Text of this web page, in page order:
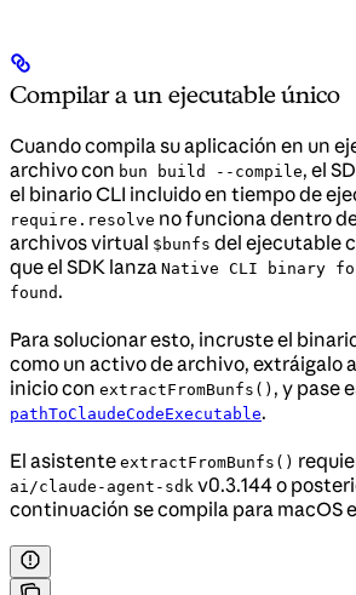
Compilar a un ejecutable único
Cuando compila su aplicación en un
archivo con bun build --compile, el
el binario CLI incluido en tiempo de
require.resolve no funciona dentro
archivos virtual $bunfs del ejecutable
que el SDK lanza Native CLI binary
found .
Para solucionar esto, incruste el
como un activo de archivo, extráigalo
inicio con extractFromBunfs() , y pase
pathToClaudeCodeExecutable.
El asistente extractFromBunfs()
ai/claude-agent-sdk v0.3.144 o
continuación se compila para macOS